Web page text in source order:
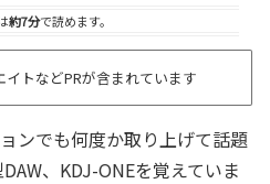
約7分で読めます。
トなどPRが含まれています
ンでも何度か取り上げて話題
、KDJ-ONEを覚えていま